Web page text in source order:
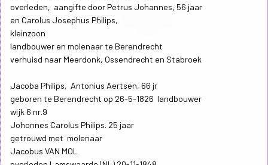
overleden, aangifte door Petrus Johannes, 56 jaar
en Carolus Josephus Philips,
kleinzoon
landbouwer en molenaar te Berendrecht
verhuisd naar Meerdonk, Ossendrecht en Stabroek
Jacoba Philips, Antonius Aertsen, 66 jr
geboren te Berendrecht op 26-5-1826 landbouwer
wijk 6 nr.9
Johonnes Carolus Philips. 25 jaar
getrouwd met molenaar
Jacobus VAN MOL